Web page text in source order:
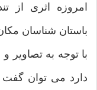
امروزه اثری از
باستان شناسان
با توجه به
دارد می توان گفت